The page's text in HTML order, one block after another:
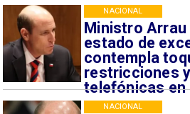
Ministro
estado de
contempla
restricciones
telefónicas
NACIONAL
NACIONAL